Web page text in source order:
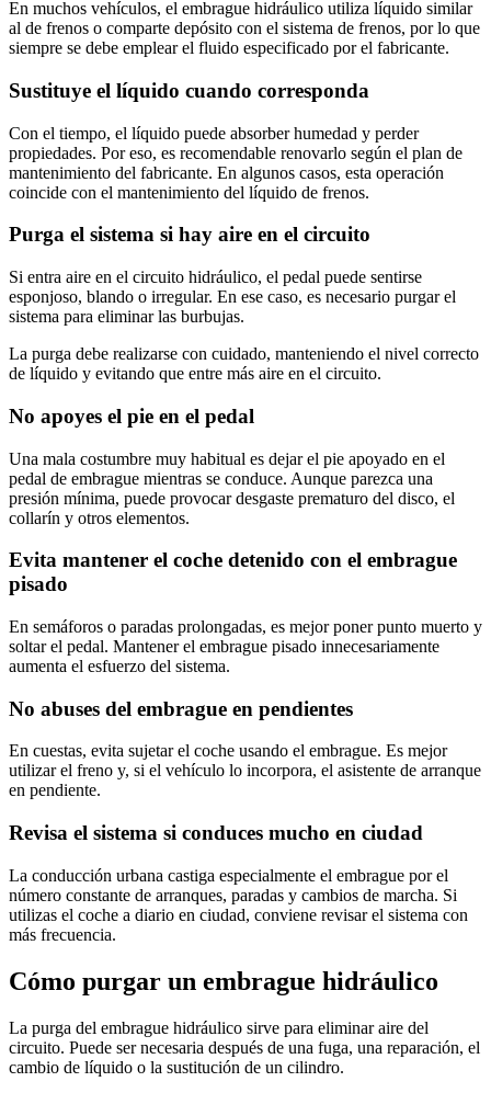
En muchos vehículos, el embrague hidráulico utiliza líquido similar
al de frenos o comparte depósito con el sistema de frenos, por lo que
siempre se debe emplear el fluido especificado por el fabricante.
Sustituye el líquido cuando corresponda
Con el tiempo, el líquido puede absorber humedad y perder
propiedades. Por eso, es recomendable renovarlo según el plan de
mantenimiento del fabricante. En algunos casos, esta operación
coincide con el mantenimiento del líquido de frenos.
Purga el sistema si hay aire en el circuito
Si entra aire en el circuito hidráulico, el pedal puede sentirse
esponjoso, blando o irregular. En ese caso, es necesario purgar el
sistema para eliminar las burbujas.
La purga debe realizarse con cuidado, manteniendo el nivel correcto
de líquido y evitando que entre más aire en el circuito.
No apoyes el pie en el pedal
Una mala costumbre muy habitual es dejar el pie apoyado en el
pedal de embrague mientras se conduce. Aunque parezca una
presión mínima, puede provocar desgaste prematuro del disco, el
collarín y otros elementos.
Evita mantener el coche detenido con el embrague
pisado
En semáforos o paradas prolongadas, es mejor poner punto muerto y
soltar el pedal. Mantener el embrague pisado innecesariamente
aumenta el esfuerzo del sistema.
No abuses del embrague en pendientes
En cuestas, evita sujetar el coche usando el embrague. Es mejor
utilizar el freno y, si el vehículo lo incorpora, el asistente de arranque
en pendiente.
Revisa el sistema si conduces mucho en ciudad
La conducción urbana castiga especialmente el embrague por el
número constante de arranques, paradas y cambios de marcha. Si
utilizas el coche a diario en ciudad, conviene revisar el sistema con
más frecuencia.
Cómo purgar un embrague hidráulico
La purga del embrague hidráulico sirve para eliminar aire del
circuito. Puede ser necesaria después de una fuga, una reparación, el
cambio de líquido o la sustitución de un cilindro.